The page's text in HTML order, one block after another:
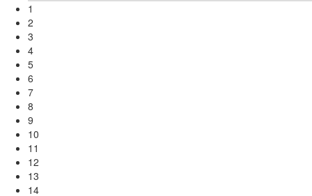
1
2
3
4
5
6
7
8
9
10
11
12
13
14